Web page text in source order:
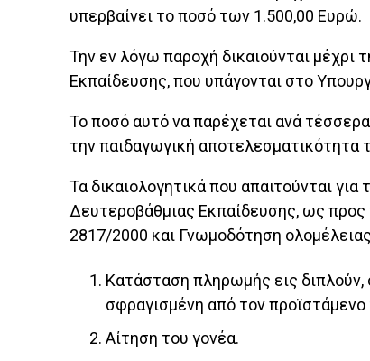
υπερβαίνει το ποσό των 1.500,00 Ευρώ.
Την εν λόγω παροχή δικαιούνται μέχρι
Εκπαίδευσης, που υπάγονται στο
Το ποσό αυτό να παρέχεται ανά
την παιδαγω­γική αποτελεσματικότητα
Τα δικαιολογητικά που απαιτούνται
Δευτεροβάθμιας Εκπαίδευσης, ως
2817/2000 και Γνωμοδότηση
Κατάσταση πληρωμής εις διπλούν,
σφραγισμένη από τον προϊ­στάμενο
Αίτηση του γονέα.